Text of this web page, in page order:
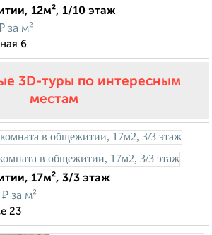
12м², 1/10 этаж
за м²
6
3D-туры по интересным
местам
17м², 3/3 этаж
₽ за м²
23